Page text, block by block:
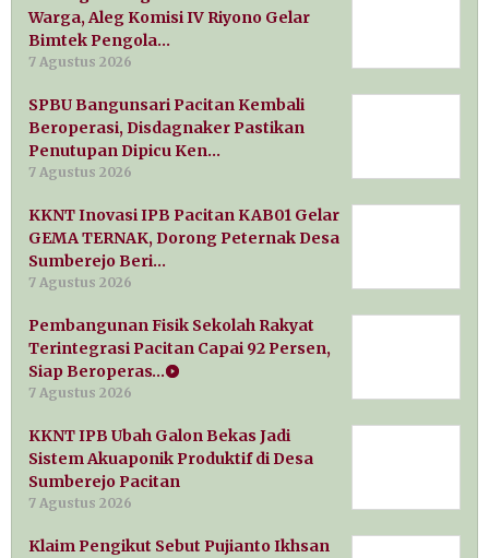
Warga, Aleg Komisi IV Riyono Gelar
Bimtek Pengola…
7 Agustus 2026
SPBU Bangunsari Pacitan Kembali
Beroperasi, Disdagnaker Pastikan
Penutupan Dipicu Ken…
7 Agustus 2026
KKNT Inovasi IPB Pacitan KAB01 Gelar
GEMA TERNAK, Dorong Peternak Desa
Sumberejo Beri…
7 Agustus 2026
Pembangunan Fisik Sekolah Rakyat
Terintegrasi Pacitan Capai 92 Persen,
Siap Beroperas…
7 Agustus 2026
KKNT IPB Ubah Galon Bekas Jadi
Sistem Akuaponik Produktif di Desa
Sumberejo Pacitan
7 Agustus 2026
Klaim Pengikut Sebut Pujianto Ikhsan